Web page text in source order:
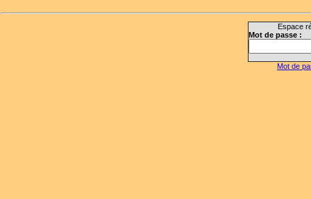
Espace
Mot de passe :
Mot de